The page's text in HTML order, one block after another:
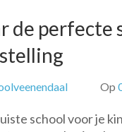
de
Op
school voor je